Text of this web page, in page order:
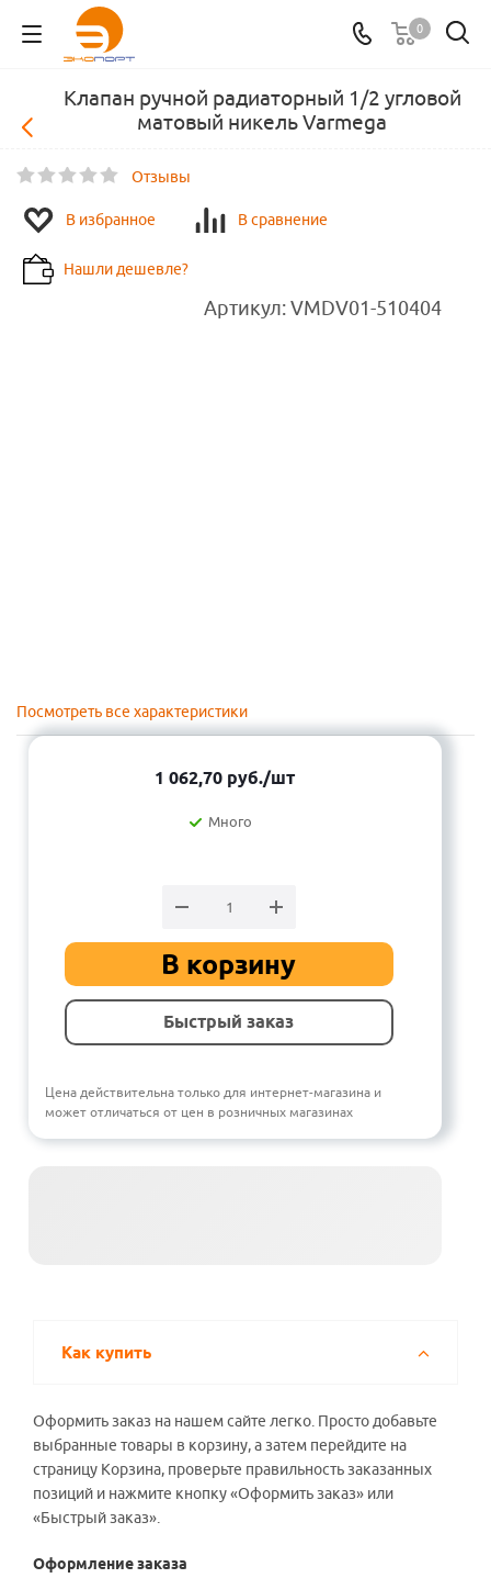
0
Клапан ручной радиаторный 1/2 угловой
матовый никель Varmega
Отзывы
В избранное В сравнение
Нашли дешевле?
Артикул:VMDV01-510404
Посмотреть все характеристики
1 062,70руб./шт
Много
В корзину
Быстрый заказ
Цена действительна только для интернет-магазина и
может отличаться от цен в розничных магазинах
Как купить
Оформить заказ на нашем сайте легко. Просто добавьте
выбранные товары в корзину, а затем перейдите на
страницу Корзина, проверьте правильность заказанных
позиций и нажмите кнопку «Оформить заказ» или
«Быстрый заказ».
Оформление заказа